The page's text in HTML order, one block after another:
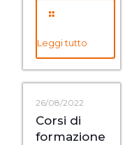
Leggi tutto
26/08/2022
Corsi di
formazione